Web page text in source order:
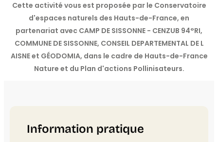
Cette activité vous est proposée par le Conservatoire
d'espaces naturels des Hauts-de-France, en
partenariat avec CAMP DE SISSONNE - CENZUB 94°RI,
COMMUNE DE SISSONNE, CONSEIL DEPARTEMENTAL DE L
AISNE et GÉODOMIA, dans le cadre de Hauts-de-France
Nature et du Plan d'actions Pollinisateurs.
Information pratique